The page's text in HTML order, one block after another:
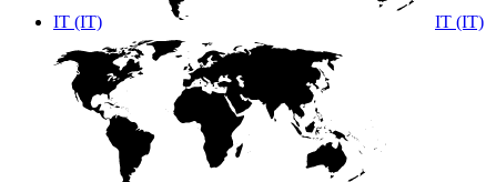
IT (IT) IT (IT)